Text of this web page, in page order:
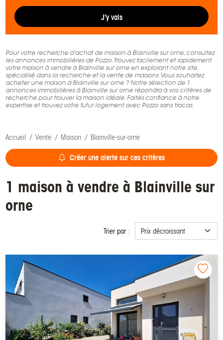
J'y vais
Pour votre recherche d'achat de maison à Blainville sur orne, consultez
les annonces immobilières de Pozzo. Trouvez facilement et rapidement
votre maison à vendre à Blainville sur orne en explorant notre site,
spécialisé dans la recherche et la vente de maisons. Vous souhaitez
acheter une maison à Blainville sur orne ? Notre sélection de 1
annonces immobilières à Blainville sur orne répondra à vos critères de
recherche pour trouver la maison idéale. Faites confiance à notre
expertise et trouvez votre futur logement avec Pozzo sans tracas.
Accueil Vente Maison Blainville-sur-orne
Créer une alerte sur ces critères
1 maison à vendre à Blainville sur
orne
Trier par :